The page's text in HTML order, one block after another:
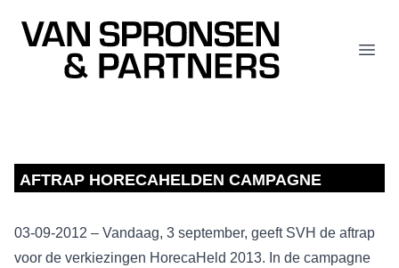
Van Spronsen & Partners
AFTRAP HORECAHELDEN CAMPAGNE
03-09-2012 – Vandaag, 3 september, geeft SVH de aftrap
voor de verkiezingen HorecaHeld 2013. In de campagne